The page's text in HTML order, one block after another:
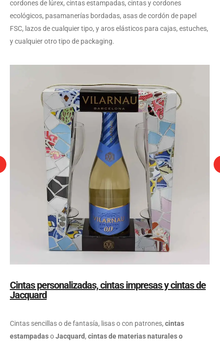
cordones de lúrex, cintas estampadas, cintas y cordones
ecológicos, pasamanerías bordadas, asas de cordón de papel
FSC, lazos de cualquier tipo, y aros elásticos para cajas, estuches,
y cualquier otro tipo de packaging.
Cintas personalizadas, cintas impresas y cintas de
Jacquard
Cintas sencillas o de fantasía, lisas o con patrones, cintas
estampadasoJacquard , cintas de materias naturales o